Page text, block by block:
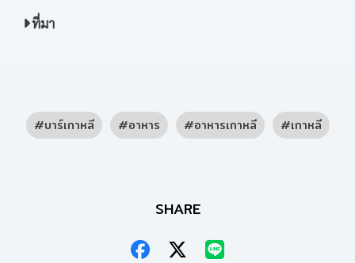
ที่มา
บาร์เกาหลี อาหาร อาหารเกาหลี เกาหลี
SHARE